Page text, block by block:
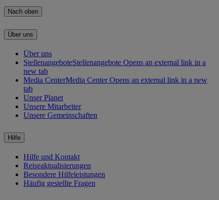
Nach oben
Über uns
Über uns
StellenangeboteStellenangebote Opens an external link in a
new tab
Media CenterMedia Center Opens an external link in a new
tab
Unser Planet
Unsere Mitarbeiter
Unsere Gemeinschaften
Hilfe
Hilfe und Kontakt
Reiseaktualisierungen
Besondere Hilfeleistungen
Häufig gestellte Fragen